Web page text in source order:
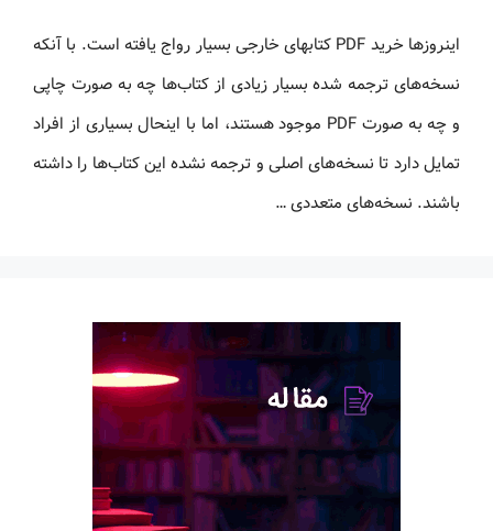
اینروزها خرید PDF کتاب‎های خارجی بسیار رواج یافته است. با آنکه
نسخه‌های ترجمه شده بسیار زیادی از کتاب‌ها چه به صورت چاپی
و چه به صورت PDF موجود هستند، اما با اینحال بسیاری از افراد
تمایل دارد تا نسخه‌های اصلی و ترجمه نشده این کتاب‌ها را داشته
باشند. نسخه‌های متعددی …